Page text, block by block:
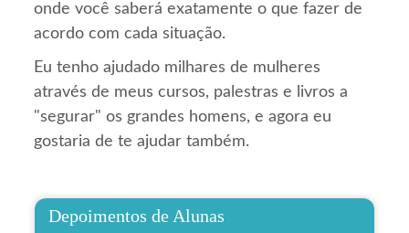
onde você saberá exatamente o que fazer de
acordo com cada situação.
Eu tenho ajudado milhares de mulheres
através de meus cursos, palestras e livros a
"segurar" os grandes homens, e agora eu
gostaria de te ajudar também.
Depoimentos de Alunas